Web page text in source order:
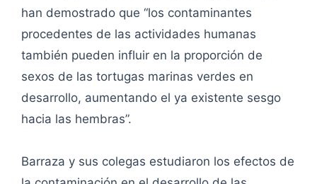
han demostrado que “los contaminantes
procedentes de las actividades humanas
también pueden influir en la proporción de
sexos de las tortugas marinas verdes en
desarrollo, aumentando el ya existente sesgo
hacia las hembras”.
Barraza y sus colegas estudiaron los efectos de